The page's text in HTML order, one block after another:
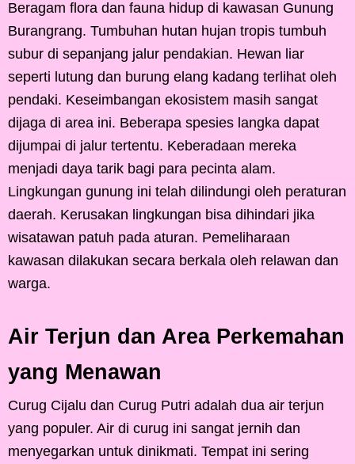
Beragam flora dan fauna hidup di kawasan Gunung
Burangrang. Tumbuhan hutan hujan tropis tumbuh
subur di sepanjang jalur pendakian. Hewan liar
seperti lutung dan burung elang kadang terlihat oleh
pendaki. Keseimbangan ekosistem masih sangat
dijaga di area ini. Beberapa spesies langka dapat
dijumpai di jalur tertentu. Keberadaan mereka
menjadi daya tarik bagi para pecinta alam.
Lingkungan gunung ini telah dilindungi oleh peraturan
daerah. Kerusakan lingkungan bisa dihindari jika
wisatawan patuh pada aturan. Pemeliharaan
kawasan dilakukan secara berkala oleh relawan dan
warga.
Air Terjun dan Area Perkemahan
yang Menawan
Curug Cijalu dan Curug Putri adalah dua air terjun
yang populer. Air di curug ini sangat jernih dan
menyegarkan untuk dinikmati. Tempat ini sering